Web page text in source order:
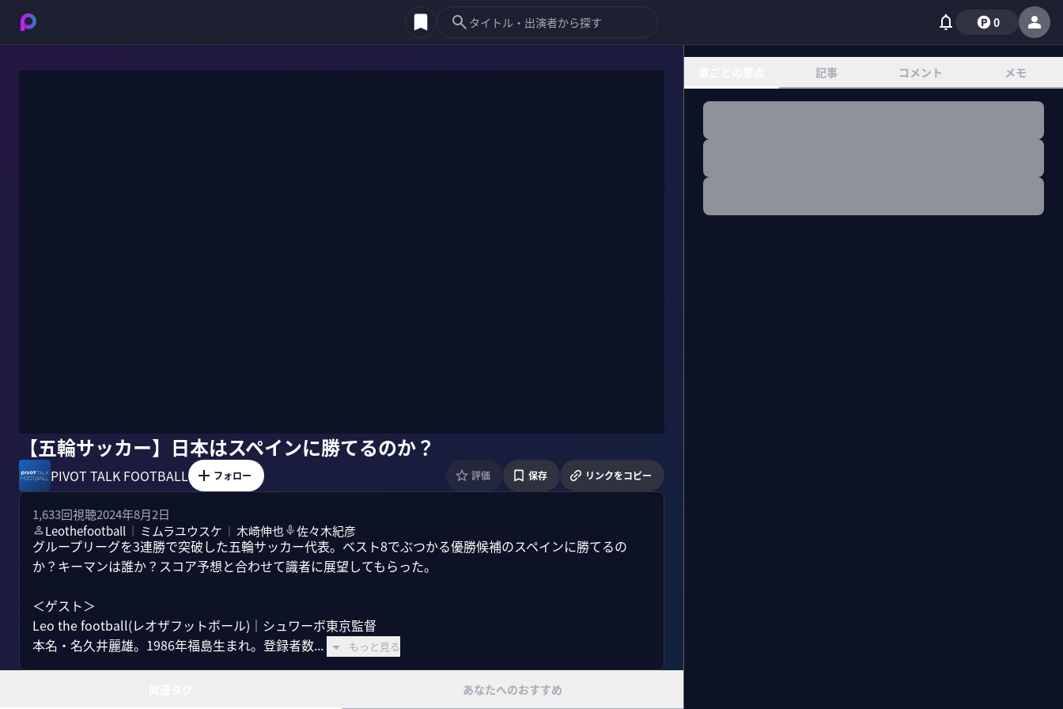
0
【五輪サッカー】日本はスペインに勝てるのか？
PIVOT TALK FOOTBALL フォロー 評価 保存 リンクをコピー
1,633回視聴2024年8月2日
Leothefootball ｜ ミムラユウスケ ｜ 木崎伸也 佐々木紀彦
グループリーグを3連勝で突破した五輪サッカー代表。ベスト8でぶつかる優勝候補のスペインに勝てるの
か？キーマンは誰か？スコア予想と合わせて識者に展望してもらった。
＜ゲスト＞
Leo the football(レオザフットボール)｜シュワーボ東京監督
本名・名久井麗雄。1986年福島生まれ。登録者数...
もっと見る
あなたへのおすすめ
記事 コメント メモ